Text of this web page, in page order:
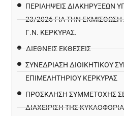
ΠΕΡΙΛΉΨΕΙΣ ΔΙΑΚΗΡΎΞΕΩΝ
23/2026 ΓΙΑ ΤΗΝ ΕΚΜΊΣΘΩΣΗ
Γ.Ν. ΚΈΡΚΥΡΑΣ.
ΔΙΕΘΝΕΙΣ ΕΚΘΕΣΕΙΣ
ΣΥΝΕΔΡΙΑΣΗ ΔΙΟΙΚΗΤΙΚΟΥ
ΕΠΙΜΕΛΗΤΗΡΙΟΥ ΚΕΡΚΥΡΑΣ
ΠΡΌΣΚΛΗΣΗ ΣΥΜΜΕΤΟΧΉΣ
ΔΙΑΧΕΊΡΙΣΗ ΤΗΣ